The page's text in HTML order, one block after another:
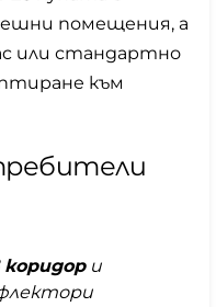
помещения, а
или стандартно
към
и